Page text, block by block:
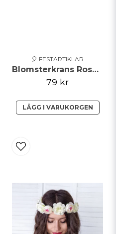
🎈 FESTARTIKLAR
Blomsterkrans Rosa/Vit 17cm
79 kr
LÄGG I VARUKORGEN